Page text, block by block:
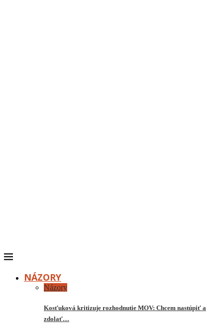
NÁZORY
Názory
Kosťuková kritizuje rozhodnutie MOV: Chcem nastúpiť a
zdolať…